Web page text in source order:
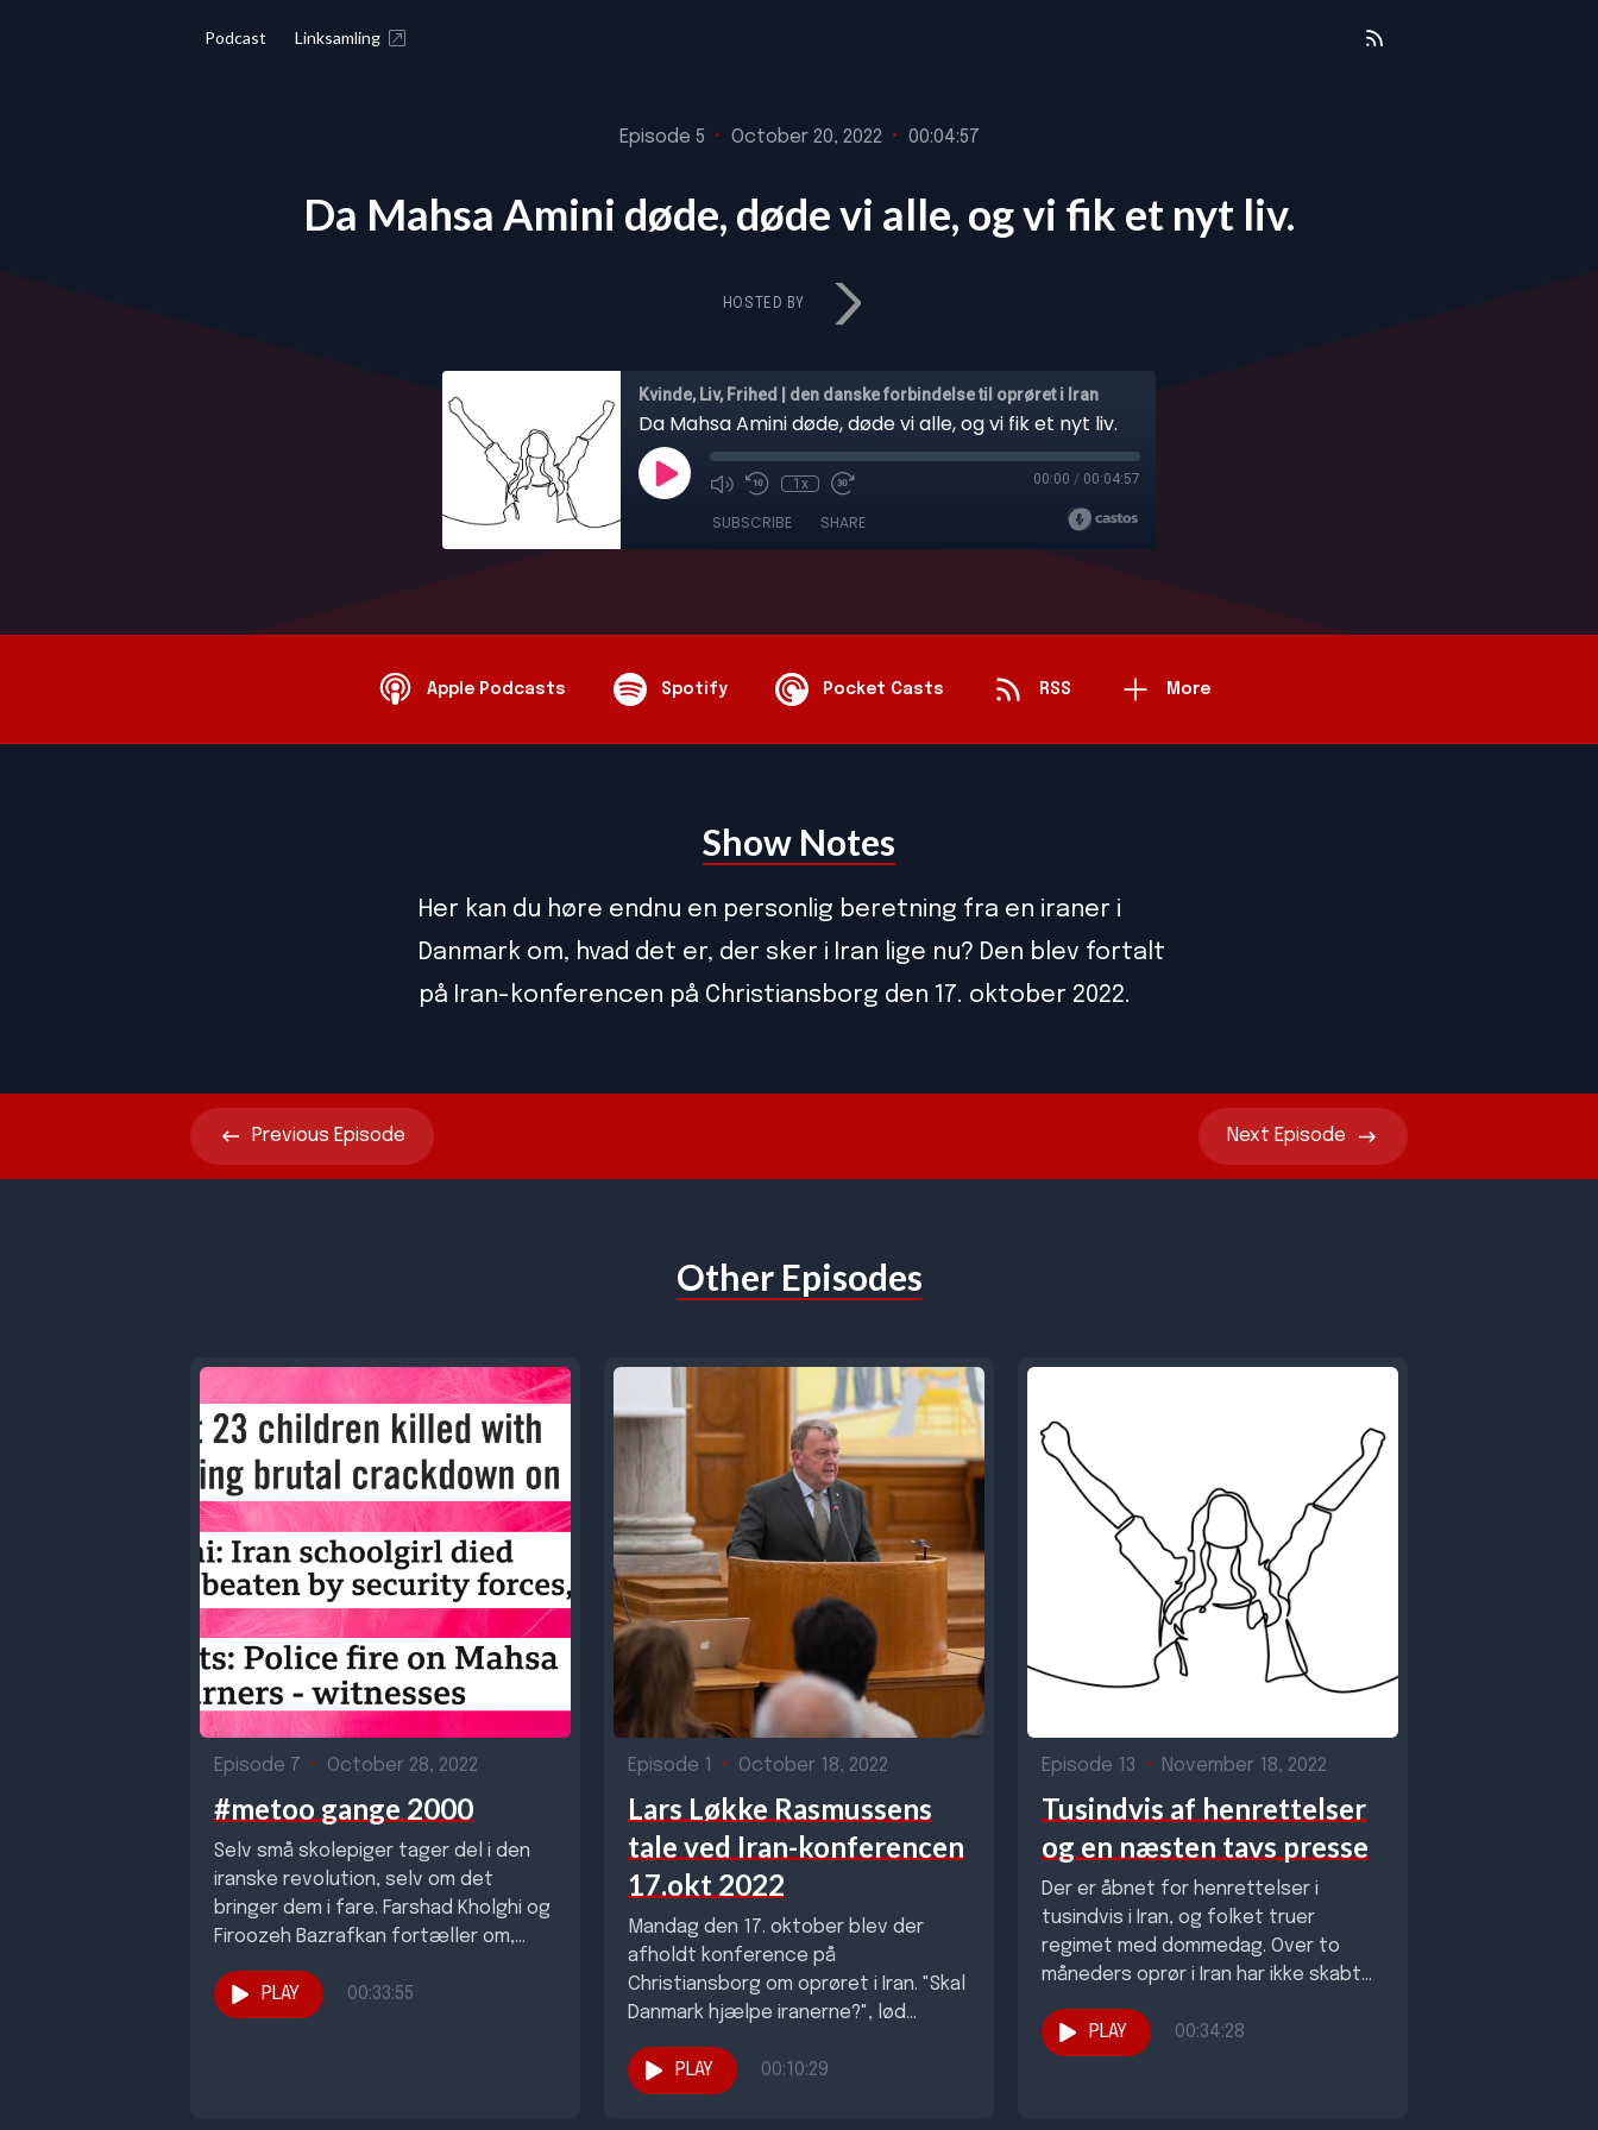
Podcast Linksamling
Episode 5 • October 20, 2022 • 00:04:57
Da Mahsa Amini døde, døde vi alle, og vi fik et nyt liv.
HOSTED BY
Kvinde, Liv, Frihed | den danske forbindelse til oprøret i Iran
Da Mahsa Amini døde, døde vi alle, og vi fik et nyt liv.
1x 00:00 / 00:04:57
SUBSCRIBE SHARE
Apple Podcasts Spotify Pocket Casts RSS More
Show Notes
Her kan du høre endnu en personlig beretning fra en iraner i
Danmark om, hvad det er, der sker i Iran lige nu? Den blev fortalt
på Iran-konferencen på Christiansborg den 17. oktober 2022.
Previous Episode Next Episode
Other Episodes
Episode 7 • October 28, 2022
#metoo gange 2000
Selv små skolepiger tager del i den
iranske revolution, selv om det
bringer dem i fare. Farshad Kholghi og
Firoozeh Bazrafkan fortæller om,
PLAY
00:33:55
Episode 1 • October 18, 2022
Lars Løkke Rasmussens
tale ved Iran-konferencen
17.okt 2022
Mandag den 17. oktober blev der
afholdt konference på
Christiansborg om oprøret i Iran. "Skal
Danmark hjælpe iranerne?", lød
hovedspørgsmål. Tidligere
statsminister samt...
PLAY 00:10:29
Episode 13 • November 18, 2022
Tusindvis af henrettelser
og en næsten tavs presse
Der er åbnet for henrettelser i
tusindvis i Iran, og folket truer
regimet med dommedag. Over to
måneders oprør i Iran har ikke skabt...
PLAY 00:34:28